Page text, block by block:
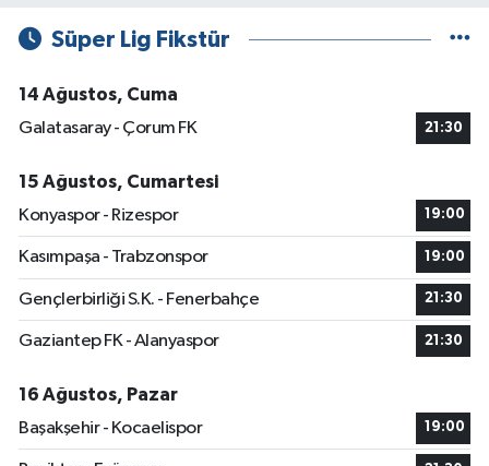
Süper Lig Fikstür
14 Ağustos, Cuma
Galatasaray - Çorum FK
21:30
15 Ağustos, Cumartesi
Konyaspor - Rizespor
19:00
Kasımpaşa - Trabzonspor 19:00
Gençlerbirliği S.K. - Fenerbahçe 21:30
Gaziantep FK - Alanyaspor 21:30
16 Ağustos, Pazar
Başakşehir - Kocaelispor
19:00